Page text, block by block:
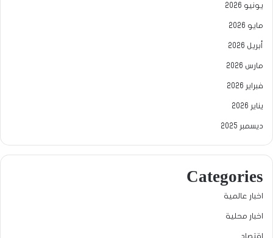
يونيو 2026
مايو 2026
أبريل 2026
مارس 2026
فبراير 2026
يناير 2026
ديسمبر 2025
Categories
اخبار عالمية
اخبار محلية
اقتصاد